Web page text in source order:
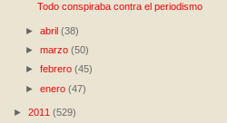
Todo conspiraba contra el periodismo
►abril(38)
►marzo(50)
►febrero(45)
►enero(47)
► 2011 (529)